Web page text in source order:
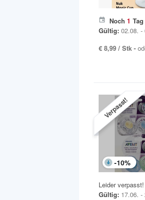
Noch 1 Tag
Gültig: 02.08. -
€ 8,99 / Stk -
Verpasst!
-10%
Leider verpasst!
Gültig: 17.06. -